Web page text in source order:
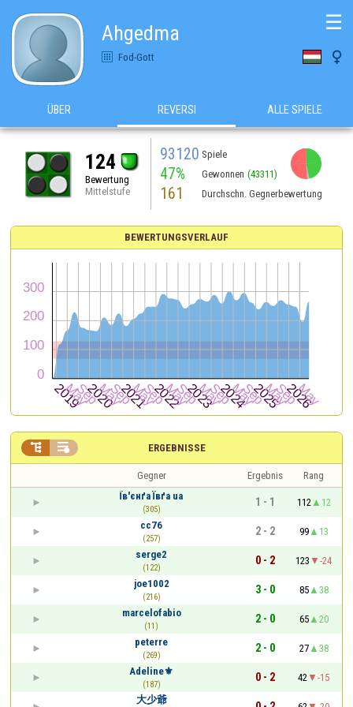
Ahgedma
Fod-Gott 
☰
ÜBER REVERSI ALLE SPIELE
124
Bewertung
Mittelstufe
93120 Spiele
47% Gewonnen (43311)
161 Durchschn. Gegnerbewertung
BEWERTUNGSVERLAUF
ERGEBNISSE
 
Gegner Ergebnis
Rang
Їв'єнґа Ївґа ua
(305)
1 - 1 112
12
cc76
(257)
2 - 2 99
13
serge2
(122)
0 - 2 123
-24
joe1002
(216)
3 - 0 85
38
marcelofabio
(11)
2 - 0 65
20
peterre
(269)
2 - 0 27
38
Adeline⚜
(187)
0 - 2 42
-15
大少爺